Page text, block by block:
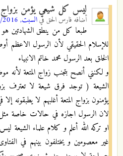
ليس كل شيعي يؤمن بزواج
أضافه فارس الحق فيالسبت, 18/06/2016 - 21:14
طبعا كل من ينطق الشهادتين
للإسلام الحقيقي لأن الرسول الاعظم
الخلق بعد الرسول محمد خاتم الانبياء
و لكنني أنصح بتجنب زواج المتعة لأنه
الشيعة ( توجد فرق شيعة لا تعترف
يؤمنون بزواج المتعة أغلبهم لا
لان الرسول اجازه في حالات خاصة
او تركه الله أعلم و كلام علماء الشيعة
غير معصومين و يختلفون بينهم في